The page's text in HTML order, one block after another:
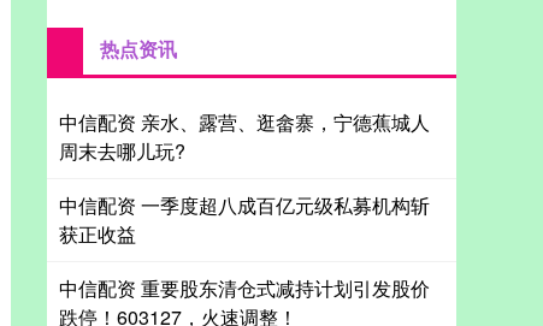
热点资讯
中信配资 亲水、露营、逛畲寨，宁德蕉城人
周末去哪儿玩?
中信配资 一季度超八成百亿元级私募机构斩
获正收益
中信配资 重要股东清仓式减持计划引发股价
跌停！603127，火速调整！